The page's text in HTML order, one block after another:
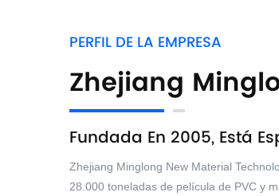
PERFIL DE LA EMPRESA
Zhejiang
Fundada En 2005, Está
Zhejiang Minglong New Material
28.000 toneladas de película de PVC y